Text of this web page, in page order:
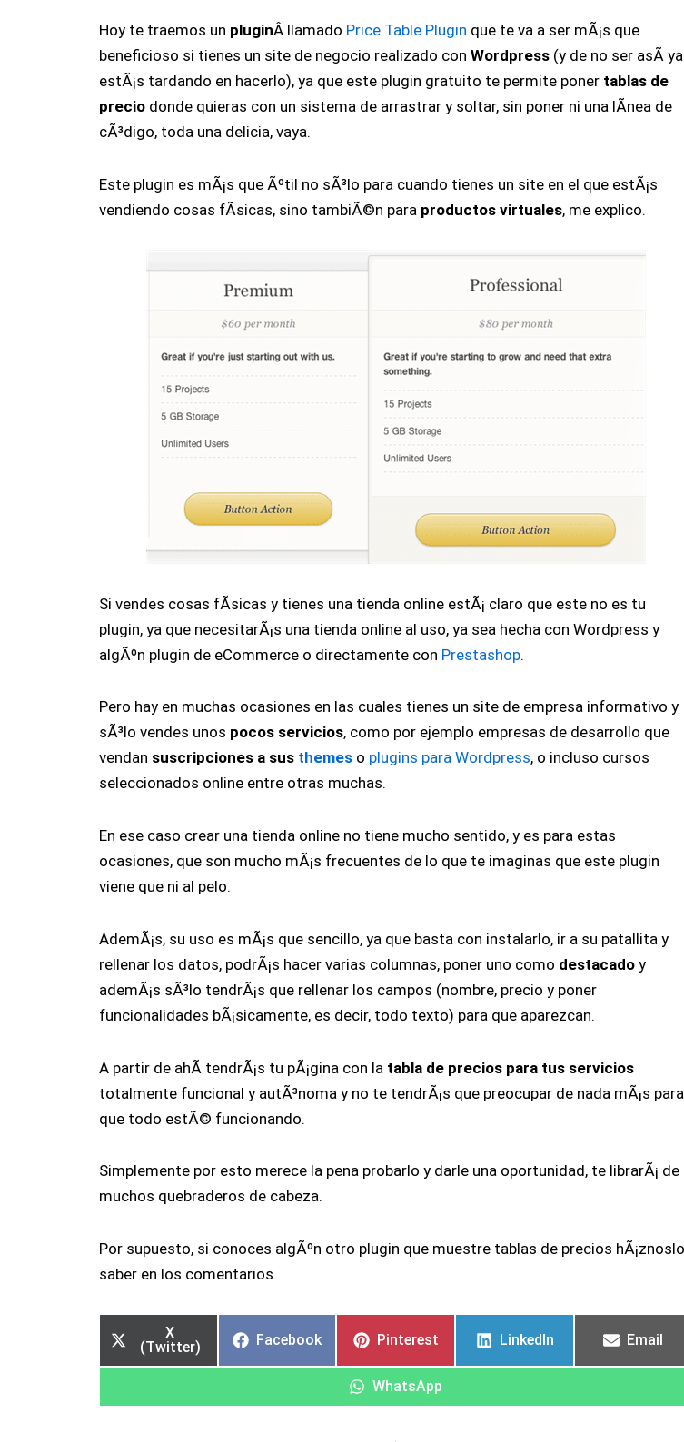
Hoy te traemos un pluginÂ llamado Price Table Plugin que te va a ser mÃ¡s que
beneficioso si tienes un site de negocio realizado con Wordpress(y de no ser asÃ­ ya
estÃ¡s tardando en hacerlo), ya que este plugin gratuito te permite poner tablas de
preciodonde quieras con un sistema de arrastrar y soltar, sin poner ni una lÃ­nea de
cÃ³digo, toda una delicia, vaya.
Este plugin es mÃ¡s que Ãºtil no sÃ³lo para cuando tienes un site en el que estÃ¡s
vendiendo cosas fÃ­sicas, sino tambiÃ©n para productos virtuales, me explico.
Si vendes cosas fÃ­sicas y tienes una tienda online estÃ¡ claro que este no es tu
plugin, ya que necesitarÃ¡s una tienda online al uso, ya sea hecha con Wordpress y
algÃºn plugin de eCommerce o directamente con Prestashop.
Pero hay en muchas ocasiones en las cuales tienes un site de empresa informativo y
sÃ³lo vendes unos pocos servicios, como por ejemplo empresas de desarrollo que
vendan suscripciones a sus themeso plugins para Wordpress, o incluso cursos
seleccionados online entre otras muchas.
En ese caso crear una tienda online no tiene mucho sentido, y es para estas
ocasiones, que son mucho mÃ¡s frecuentes de lo que te imaginas que este plugin
viene que ni al pelo.
AdemÃ¡s, su uso es mÃ¡s que sencillo, ya que basta con instalarlo, ir a su patallita y
rellenar los datos, podrÃ¡s hacer varias columnas, poner uno como destacadoy
ademÃ¡s sÃ³lo tendrÃ¡s que rellenar los campos (nombre, precio y poner
funcionalidades bÃ¡sicamente, es decir, todo texto) para que aparezcan.
A partir de ahÃ­ tendrÃ¡s tu pÃ¡gina con la tabla de precios para tus servicios
totalmente funcional y autÃ³noma y no te tendrÃ¡s que preocupar de nada mÃ¡s para
que todo estÃ© funcionando.
Simplemente por esto merece la pena probarlo y darle una oportunidad, te librarÃ¡ de
muchos quebraderos de cabeza.
Por supuesto, si conoces algÃºn otro plugin que muestre tablas de precios hÃ¡znoslo
saber en los comentarios.
X
(Twitter)
Facebook Pinterest LinkedIn Email
WhatsApp